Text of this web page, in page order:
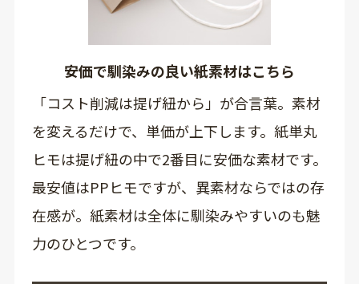
安価で馴染みの良い紙素材はこちら
「コスト削減は提げ紐から」が合言葉。素材
を変えるだけで、単価が上下します。紙単丸
ヒモは提げ紐の中で2番目に安価な素材です。
最安値はPPヒモですが、異素材ならではの存
在感が。紙素材は全体に馴染みやすいのも魅
力のひとつです。